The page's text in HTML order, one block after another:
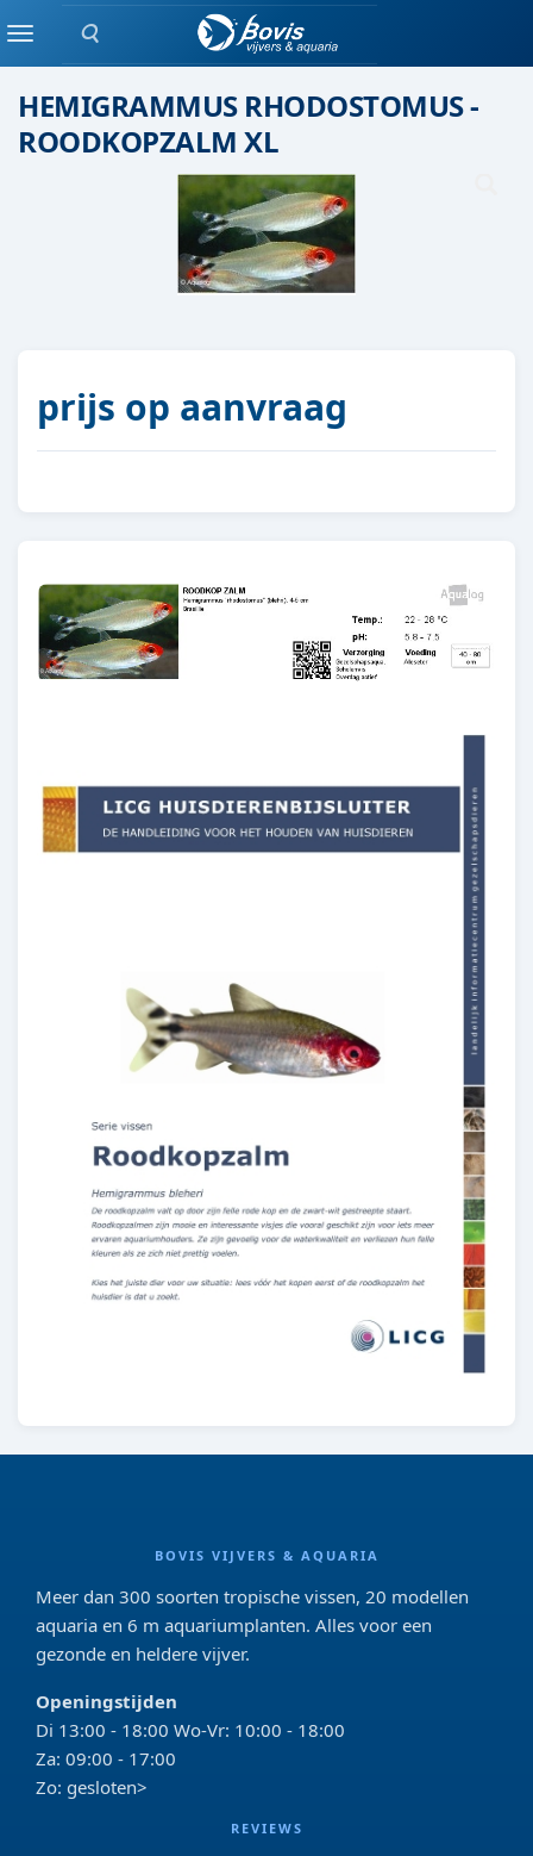
Zoeken
MenuScholenvis
HEMIGRAMMUS RHODOSTOMUS -
ROODKOPZALM XL
prijs op aanvraag
BOVIS VIJVERS & AQUARIA
Meer dan 300 soorten tropische vissen, 20 modellen
aquaria en 6 m aquariumplanten. Alles voor een
gezonde en heldere vijver.
Openingstijden
Di 13:00 - 18:00 Wo-Vr: 10:00 - 18:00
Za: 09:00 - 17:00
Zo: gesloten>
REVIEWS